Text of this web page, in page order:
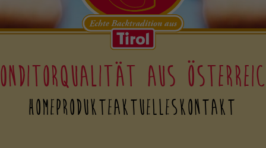
aus
HomeProdukteAktuellesKontakt